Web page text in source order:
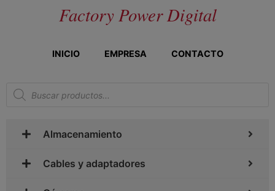
Factory Power Digital
INICIO EMPRESA CONTACTO
Almacenamiento
Cables y adaptadores